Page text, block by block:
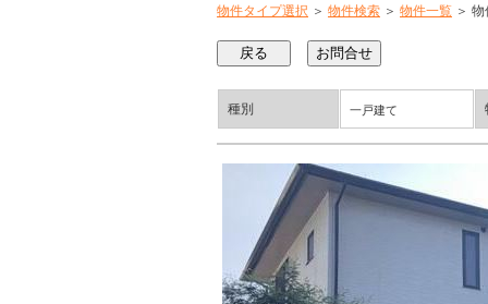
物件タイプ選択 ＞ 物件検索 ＞ 物件一覧 ＞
種別 一戸建て